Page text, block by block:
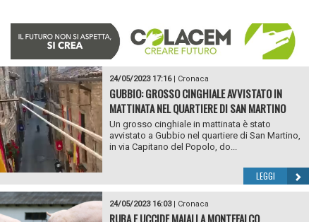
24/05/2023 17:16| Cronaca
GUBBIO: GROSSO CINGHIALE AVVISTATO IN
MATTINATA NEL QUARTIERE DI SAN MARTINO
Un grosso cinghiale in mattinata è stato
avvistato a Gubbio nel quartiere di San Martino,
in via Capitano del Popolo, do...
LEGGI
24/05/2023 16:03| Cronaca
RUBA E UCCIDE MAIALI A MONTEFALCO,